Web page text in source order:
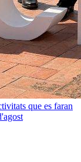
que es faran